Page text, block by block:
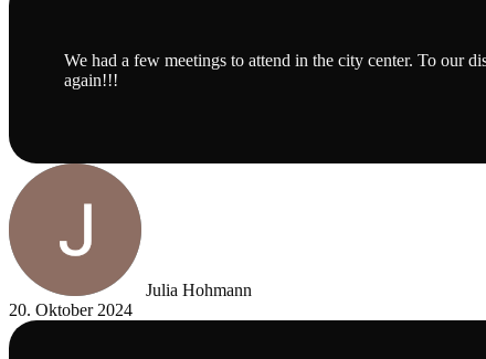
We had a few meetings to attend in the city center. To our
again!!!
Julia Hohmann
20. Oktober 2024